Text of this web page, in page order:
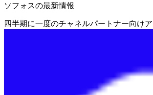
ソフォスの最新情報
四半期に一度のチャネルパートナー向け